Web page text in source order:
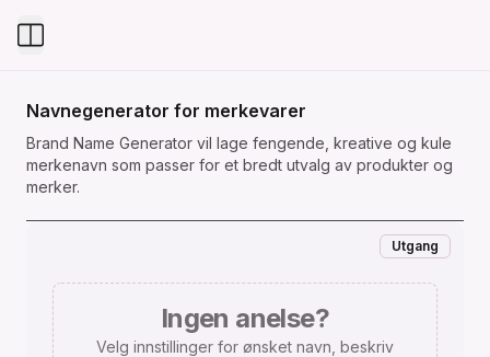
Toggle Menu
Navnegenerator for merkevarer
Brand Name Generator vil lage fengende, kreative og kule
merkenavn som passer for et bredt utvalg av produkter og
merker.
Utgang
Ingen anelse?
Velg innstillinger for ønsket navn, beskriv